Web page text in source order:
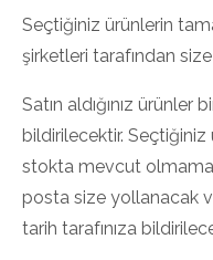
Seçtiğiniz ürünlerin
şirketleri tarafından
Satın aldığınız ürünler
bildirilecektir. Seçtiğiniz
stokta mevcut
posta size yollanacak
tarih tarafınıza